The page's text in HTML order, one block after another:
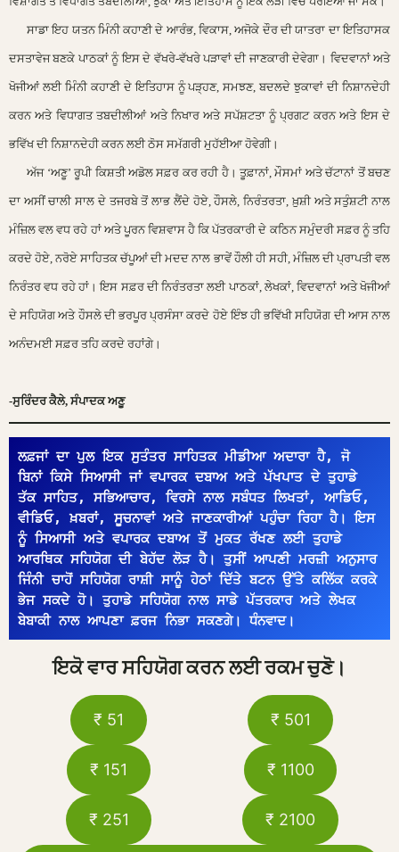
ਸਾਡਾ ਇਹ ਯਤਨ ਮਿੰਨੀ ਕਹਾਣੀ ਦੇ ਆਰੰਭ, ਵਿਕਾਸ, ਅਜੋਕੇ ਦੌਰ ਦੀ ਯਾਤਰਾ ਦਾ ਇਤਿਹਾਸਕ
ਦਸਤਾਵੇਜ ਬਣਕੇ ਪਾਠਕਾਂ ਨੂੰ ਇਸ ਦੇ ਵੱਖਰੇ-ਵੱਖਰੇ ਪੜਾਵਾਂ ਦੀ ਜਾਣਕਾਰੀ ਦੇਵੇਗਾ। ਵਿਦਵਾਨਾਂ ਅਤੇ
ਖੋਜੀਆਂ ਲਈ ਮਿੰਨੀ ਕਹਾਣੀ ਦੇ ਇਤਿਹਾਸ ਨੂੰ ਪੜ੍ਹਣ, ਸਮਝਣ, ਬਦਲਦੇ ਝੁਕਾਵਾਂ ਦੀ ਨਿਸ਼ਾਨਦੇਹੀ
ਕਰਨ ਅਤੇ ਵਿਧਾਗਤ ਤਬਦੀਲੀਆਂ ਅਤੇ ਨਿਖਾਰ ਅਤੇ ਸਪੱਸ਼ਟਤਾ ਨੂੰ ਪ੍ਰਗਟ ਕਰਨ ਅਤੇ ਇਸ ਦੇ
ਭਵਿੱਖ ਦੀ ਨਿਸ਼ਾਨਦੇਹੀ ਕਰਨ ਲਈ ਠੋਸ ਸਮੱਗਰੀ ਮੁਹੱਈਆ ਹੋਵੇਗੀ।
ਅੱਜ ‘ਅਣੂ’ ਰੂਪੀ ਕਿਸ਼ਤੀ ਅਡੋਲ ਸਫ਼ਰ ਕਰ ਰਹੀ ਹੈ। ਤੂਫ਼ਾਨਾਂ, ਮੌਸਮਾਂ ਅਤੇ ਚੱਟਾਨਾਂ ਤੋਂ ਬਚਣ
ਦਾ ਅਸੀਂ ਚਾਲੀ ਸਾਲ ਦੇ ਤਜਰਬੇ ਤੋਂ ਲਾਭ ਲੈਂਦੇ ਹੋਏ, ਹੌਸਲੇ, ਨਿਰੰਤਰਤਾ, ਖ਼ੁਸ਼ੀ ਅਤੇ ਸਤੁੰਸ਼ਟੀ ਨਾਲ
ਮੰਜ਼ਿਲ ਵਲ ਵਧ ਰਹੇ ਹਾਂ ਅਤੇ ਪੂਰਨ ਵਿਸ਼ਵਾਸ ਹੈ ਕਿ ਪੱਤਰਕਾਰੀ ਦੇ ਕਠਿਨ ਸਮੁੰਦਰੀ ਸਫ਼ਰ ਨੂੰ ਤਹਿ
ਕਰਦੇ ਹੋਏ, ਨਰੋਏ ਸਾਹਿਤਕ ਚੱਪੂਆਂ ਦੀ ਮਦਦ ਨਾਲ ਭਾਵੇਂ ਹੌਲੀ ਹੀ ਸਹੀ, ਮੰਜ਼ਿਲ ਦੀ ਪ੍ਰਾਪਤੀ ਵਲ
ਨਿਰੰਤਰ ਵਧ ਰਹੇ ਹਾਂ। ਇਸ ਸਫ਼ਰ ਦੀ ਨਿਰੰਤਰਤਾ ਲਈ ਪਾਠਕਾਂ, ਲੇਖਕਾਂ, ਵਿਦਵਾਨਾਂ ਅਤੇ ਖੋਜੀਆਂ
ਦੇ ਸਹਿਯੋਗ ਅਤੇ ਹੌਸਲੇ ਦੀ ਭਰਪੂਰ ਪ੍ਰਸੰਸਾ ਕਰਦੇ ਹੋਏ ਇੰਝ ਹੀ ਭਵਿੱਖੀ ਸਹਿਯੋਗ ਦੀ ਆਸ ਨਾਲ
ਅਨੰਦਮਈ ਸਫ਼ਰ ਤਹਿ ਕਰਦੇ ਰਹਾਂਗੇ।
-ਸੁਰਿੰਦਰ ਕੈਲੇ, ਸੰਪਾਦਕ ਅਣੂ
ਲਫ਼ਜਾਂ ਦਾ ਪੁਲ ਇਕ ਸੁਤੰਤਰ ਸਾਹਿਤਕ ਮੀਡੀਆ ਅਦਾਰਾ ਹੈ, ਜੋ
ਬਿਨਾਂ ਕਿਸੇ ਸਿਆਸੀ ਜਾਂ ਵਪਾਰਕ ਦਬਾਅ ਅਤੇ ਪੱਖਪਾਤ ਦੇ ਤੁਹਾਡੇ
ਤੱਕ ਸਾਹਿਤ, ਸਭਿਆਚਾਰ, ਵਿਰਸੇ ਨਾਲ ਸਬੰਧਤ ਲਿਖਤਾਂ, ਆਡਿਓ,
ਵੀਡਿਓ, ਖ਼ਬਰਾਂ, ਸੂਚਨਾਵਾਂ ਅਤੇ ਜਾਣਕਾਰੀਆਂ ਪਹੁੰਚਾ ਰਿਹਾ ਹੈ। ਇਸ
ਨੂੰ ਸਿਆਸੀ ਅਤੇ ਵਪਾਰਕ ਦਬਾਅ ਤੋਂ ਮੁਕਤ ਰੱਖਣ ਲਈ ਤੁਹਾਡੇ
ਆਰਥਿਕ ਸਹਿਯੋਗ ਦੀ ਬੇਹੱਦ ਲੋੜ ਹੈ। ਤੁਸੀਂ ਆਪਣੀ ਮਰਜ਼ੀ ਅਨੁਸਾਰ
ਜਿੰਨੀ ਚਾਹੋਂ ਸਹਿਯੋਗ ਰਾਸ਼ੀ ਸਾਨੂੰ ਹੇਠਾਂ ਦਿੱਤੇ ਬਟਨ ਉੱਤੇ ਕਲਿੱਕ ਕਰਕੇ
ਭੇਜ ਸਕਦੇ ਹੋ। ਤੁਹਾਡੇ ਸਹਿਯੋਗ ਨਾਲ ਸਾਡੇ ਪੱਤਰਕਾਰ ਅਤੇ ਲੇਖਕ
ਬੇਬਾਕੀ ਨਾਲ ਆਪਣਾ ਫ਼ਰਜ ਨਿਭਾ ਸਕਣਗੇ। ਧੰਨਵਾਦ।
ਇਕੋ ਵਾਰ ਸਹਿਯੋਗ ਕਰਨ ਲਈ ਰਕਮ ਚੁਣੋ।
₹ 51
₹ 151
₹ 251
₹ 501
₹ 1100
₹ 2100